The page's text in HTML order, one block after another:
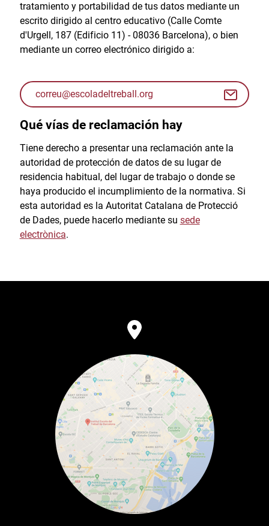
tratamiento y portabilidad de tus datos mediante un
escrito dirigido al centro educativo (Calle Comte
d'Urgell, 187 (Edificio 11) - 08036 Barcelona), o bien
mediante un correo electrónico dirigido a:
correu@escoladeltreball.org
Qué vías de reclamación hay
Tiene derecho a presentar una reclamación ante la
autoridad de protección de datos de su lugar de
residencia habitual, del lugar de trabajo o donde se
haya producido el incumplimiento de la normativa. Si
esta autoridad es la Autoritat Catalana de Protecció
de Dades, puede hacerlo mediante su sede
electrònica.